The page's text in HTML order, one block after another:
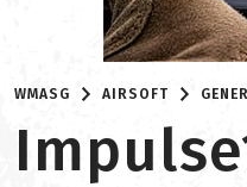
WMASG AIRSOFT